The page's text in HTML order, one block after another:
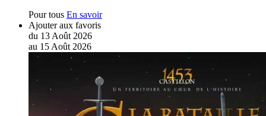
Pour tous En savoir
Ajouter aux favoris
du 13 Août 2026
au 15 Août 2026